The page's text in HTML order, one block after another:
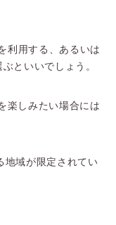
利用する、あるいは
といいでしょう。
楽しみたい場合には
地域が限定されてい